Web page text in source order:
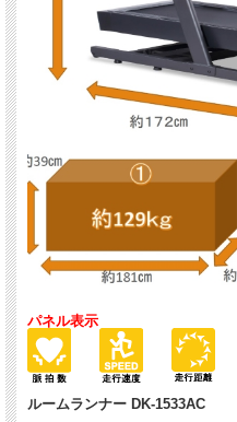
パネル表示
ルームランナー DK-1533AC